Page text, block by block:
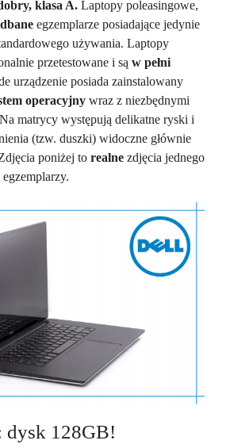
klasa A. Laptopy poleasingowe,
egzemplarze posiadające jedynie
używania. Laptopy
przetestowane i są w pełni
urządzenie posiada zainstalowany
operacyjny wraz z niezbędnymi
matrycy występują delikatne ryski i
(tzw. duszki) widoczne głównie
poniżej to realne zdjęcia jednego
128GB!